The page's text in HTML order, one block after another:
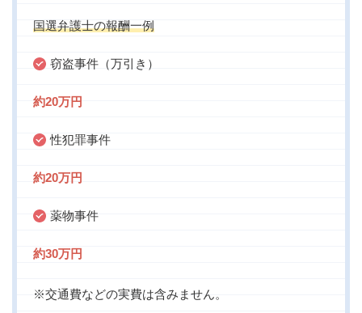
国選弁護士の報酬一例
窃盗事件（万引き）
約20万円
性犯罪事件
約20万円
薬物事件
約30万円
※交通費などの実費は含みません。